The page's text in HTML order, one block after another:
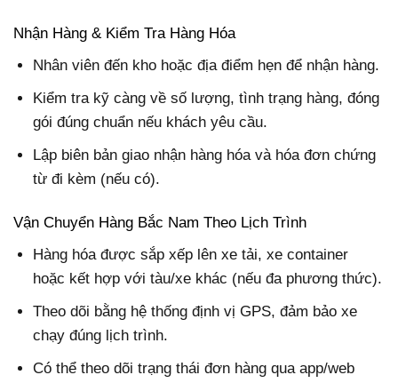
Nhận Hàng & Kiểm Tra Hàng Hóa
Nhân viên đến kho hoặc địa điểm hẹn để nhận hàng.
Kiểm tra kỹ càng về số lượng, tình trạng hàng, đóng
gói đúng chuẩn nếu khách yêu cầu.
Lập biên bản giao nhận hàng hóa và hóa đơn chứng
từ đi kèm (nếu có).
Vận Chuyển Hàng Bắc Nam Theo Lịch Trình
Hàng hóa được sắp xếp lên xe tải, xe container
hoặc kết hợp với tàu/xe khác (nếu đa phương thức).
Theo dõi bằng hệ thống định vị GPS, đảm bảo xe
chạy đúng lịch trình.
Có thể theo dõi trạng thái đơn hàng qua app/web